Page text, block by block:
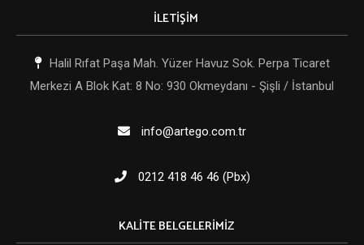
İLETİŞİM
Halil Rıfat Paşa Mah. Yüzer Havuz Sok. Perpa Ticaret
Merkezi A Blok Kat: 8 No: 930 Okmeydanı - Şişli / İstanbul
info@artego.com.tr
0212 418 46 46 (Pbx)
KALITE BELGELERIMIZ